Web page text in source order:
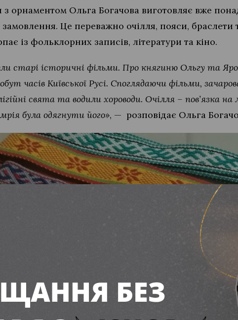
з орнаментом Ольга Богачова виготовляє вже
замовлення. Це переважно очілля, пояси,
із фольклорних записів, літератури та кіно.
старі історичні фільми. Про княгиню Ольгу та
часів Київської Русі. Споглядаючи фільми,
свята та водили хороводи. Очілля – пов’язка
була одягнути його», — розповідає Ольга